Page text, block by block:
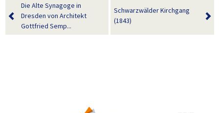
Die Alte Synagoge in
Dresden von Architekt
Gottfried Semp...
Schwarzwälder Kirchgang
(1843)